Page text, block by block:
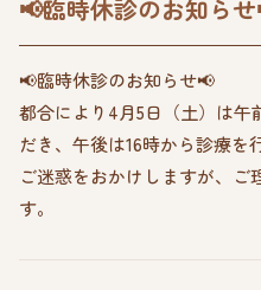
📢臨時休診のお知ら
📢臨時休診のお知らせ📢
都合により4月5日（土）は午
だき、午後は16時から診療を
ご迷惑をおかけしますが、ご
す。